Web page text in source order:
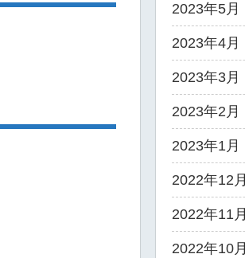
2023年5月
2023年4月
2023年3月
2023年2月
2023年1月
2022年12月
2022年11月
2022年10月